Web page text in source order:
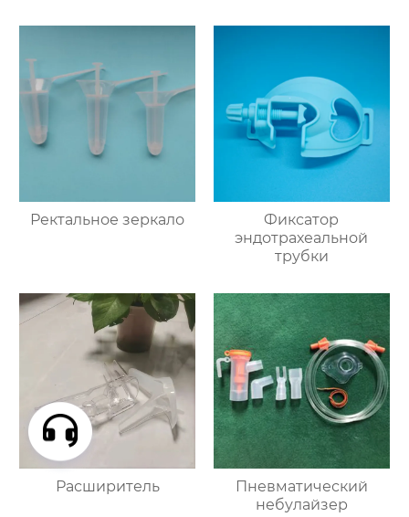
Ректальное зеркало
Фиксатор
эндотрахеальной
трубки
Расширитель
Пневматический
небулайзер